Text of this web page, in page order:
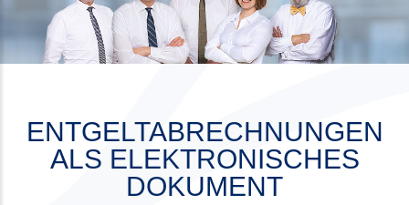
ENTGELTABRECHNUNGEN
ALS ELEKTRONISCHES
DOKUMENT